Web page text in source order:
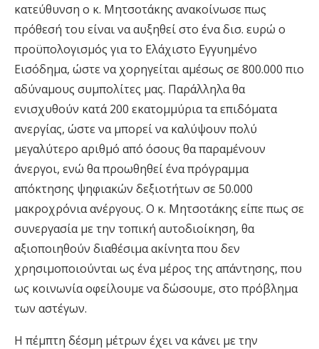
κατεύθυνση ο κ. Μητσοτάκης ανακοίνωσε πως
πρόθεσή του είναι να αυξηθεί στο ένα δισ. ευρώ ο
προϋπολογισμός για το Ελάχιστο Εγγυημένο
Εισόδημα, ώστε να χορηγείται αμέσως σε 800.000 πιο
αδύναμους συμπολίτες μας. Παράλληλα θα
ενισχυθούν κατά 200 εκατομμύρια τα επιδόματα
ανεργίας, ώστε να μπορεί να καλύψουν πολύ
μεγαλύτερο αριθμό από όσους θα παραμένουν
άνεργοι, ενώ θα προωθηθεί ένα πρόγραμμα
απόκτησης ψηφιακών δεξιοτήτων σε 50.000
μακροχρόνια ανέργους. Ο κ. Μητσοτάκης είπε πως σε
συνεργασία με την τοπική αυτοδιοίκηση, θα
αξιοποιηθούν διαθέσιμα ακίνητα που δεν
χρησιμοποιούνται ως ένα μέρος της απάντησης, που
ως κοινωνία οφείλουμε να δώσουμε, στο πρόβλημα
των αστέγων.
Η πέμπτη δέσμη μέτρων έχει να κάνει με την